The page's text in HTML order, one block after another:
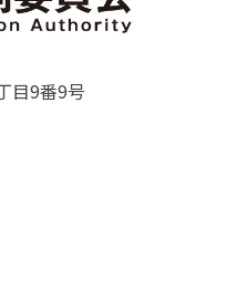
目9番9号